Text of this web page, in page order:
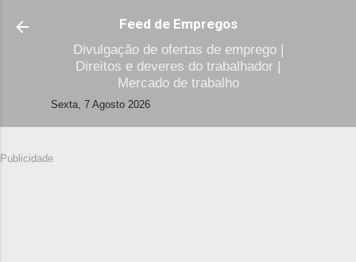
Avançar para o conteúdo principal
Feed de Empregos
Divulgação de ofertas de emprego |
Direitos e deveres do trabalhador |
Mercado de trabalho
Sexta, 7 Agosto 2026
Publicidade